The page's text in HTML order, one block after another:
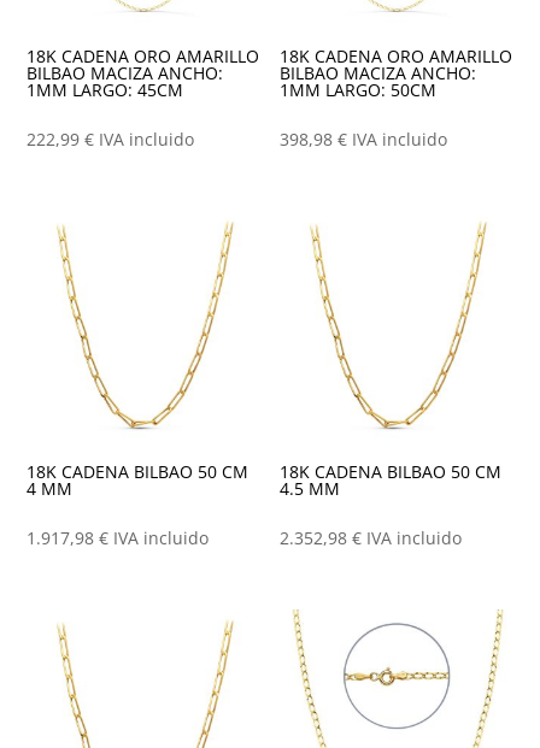
18K CADENA ORO AMARILLO
BILBAO MACIZA ANCHO:
1MM LARGO: 45CM
222,99€ IVA incluido
18K CADENA ORO AMARILLO
BILBAO MACIZA ANCHO:
1MM LARGO: 50CM
398,98€ IVA incluido
18K CADENA BILBAO 50 CM
4 MM
1.917,98€ IVA incluido
18K CADENA BILBAO 50 CM
4.5 MM
2.352,98€ IVA incluido